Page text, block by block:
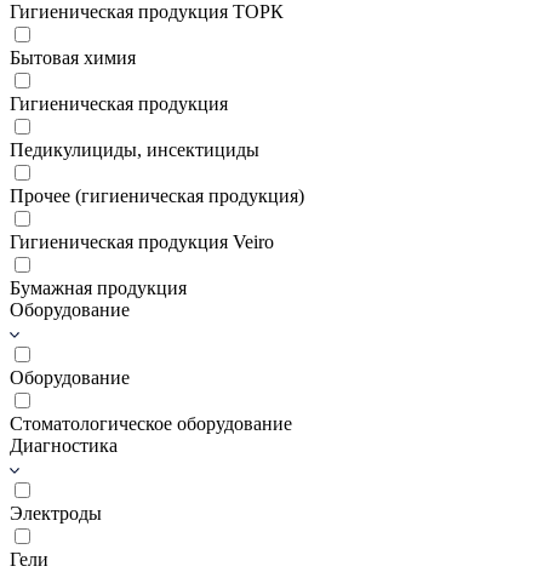
Гигиеническая продукция ТОРК
Бытовая химия
Гигиеническая продукция
Педикулициды, инсектициды
Прочее (гигиеническая продукция)
Гигиеническая продукция Veiro
Бумажная продукция
Оборудование
Оборудование
Стоматологическое оборудование
Диагностика
Электроды
Гели